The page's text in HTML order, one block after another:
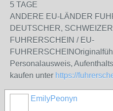
5 TAGE
ANDERE EU-LÄNDER
DEUTSCHER,
FUHRERSCHEIN / EU-
Personalausweis,
kaufen unter https://
EmilyPeonyn